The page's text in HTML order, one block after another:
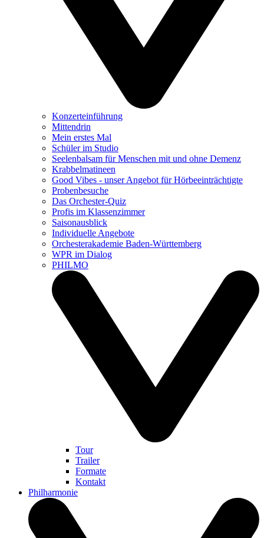
Konzerteinführung
Mittendrin
Mein erstes Mal
Schüler im Studio
Seelenbalsam für Menschen mit und ohne Demenz
Krabbelmatineen
Good Vibes - unser Angebot für Hörbeeinträchtigte
Probenbesuche
Das Orchester-Quiz
Profis im Klassenzimmer
Saisonausblick
Individuelle Angebote
Orchesterakademie Baden-Württemberg
WPR im Dialog
PHILMO
Tour
Trailer
Formate
Kontakt
Philharmonie